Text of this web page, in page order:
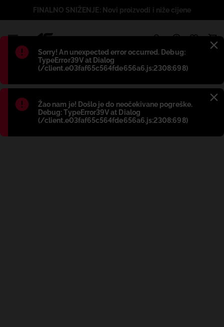
Błąd:
Sorry! An unexpected error occurred. Debug:
TypeError39V at Dialog
(/client.e03faf65c564fde656a6.js:2308:698)
Błąd:
Žao nam je! Došlo je do neočekivane pogreške.
Debug: TypeError39V at Dialog
(/client.e03faf65c564fde656a6.js:2308:698)
FINALNO SNIŽENJE: Novi proizvodi i niže cijene